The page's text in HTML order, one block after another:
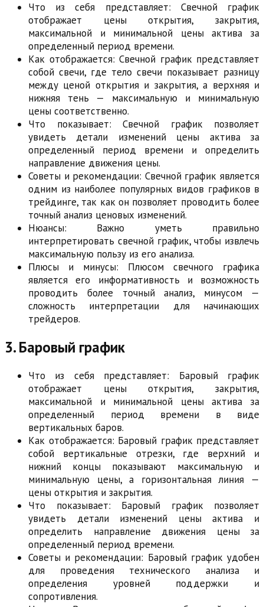
Что из себя представляет: Свечной график
отображает цены открытия, закрытия,
максимальной и минимальной цены актива за
определенный период времени.
Как отображается: Свечной график представляет
собой свечи, где тело свечи показывает разницу
между ценой открытия и закрытия, а верхняя и
нижняя тень — максимальную и минимальную
цены соответственно.
Что показывает: Свечной график позволяет
увидеть детали изменений цены актива за
определенный период времени и определить
направление движения цены.
Советы и рекомендации: Свечной график является
одним из наиболее популярных видов графиков в
трейдинге, так как он позволяет проводить более
точный анализ ценовых изменений.
Нюансы: Важно уметь правильно
интерпретировать свечной график, чтобы извлечь
максимальную пользу из его анализа.
Плюсы и минусы: Плюсом свечного графика
является его информативность и возможность
проводить более точный анализ, минусом —
сложность интерпретации для начинающих
трейдеров.
3. Баровый график
Что из себя представляет: Баровый график
отображает цены открытия, закрытия,
максимальной и минимальной цены актива за
определенный период времени в виде
вертикальных баров.
Как отображается: Баровый график представляет
собой вертикальные отрезки, где верхний и
нижний концы показывают максимальную и
минимальную цены, а горизонтальная линия —
цены открытия и закрытия.
Что показывает: Баровый график позволяет
увидеть детали изменений цены актива и
определить направление движения цены за
определенный период времени.
Советы и рекомендации: Баровый график удобен
для проведения технического анализа и
определения уровней поддержки и
сопротивления.